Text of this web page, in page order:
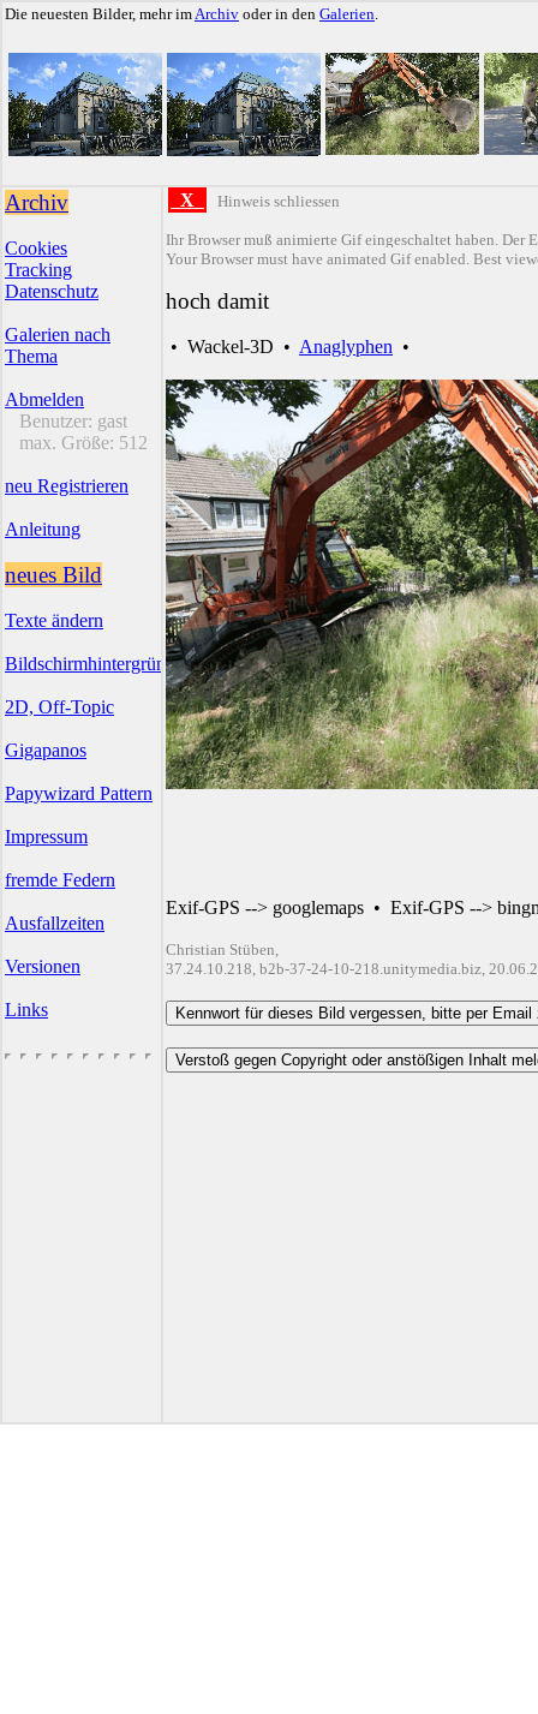
Die neuesten Bilder, mehr imArchiv oder in den Galerien.
Archiv
Cookies
Tracking
Datenschutz
Galerien nach
Thema
Abmelden
Benutzer: gast
max. Größe: 512
neu Registrieren
Anleitung
neues Bild
Texte ändern
Bildschirmhintergründe
2D, Off-Topic
Gigapanos
Papywizard Pattern
Impressum
fremde Federn
Ausfallzeiten
Versionen
Links
X Hinweis schliessen
Ihr Browser muß animierte Gif eingeschaltet haben. Der
Your Browser must have animated Gif enabled. Best
hoch damit
• Wackel-3D • Anaglyphen •
Exif-GPS --> googlemaps • Exif-GPS -->
Christian Stüben,
37.24.10.218, b2b-37-24-10-218.unitymedia.biz,